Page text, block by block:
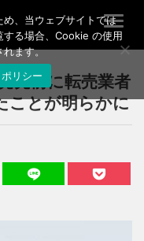
T
o
g
l
e
n
a
a
売前に転売業者
ことが明らかに
、当ウェブサイトでは
る場合、Cookie の使用
れます。
リシー